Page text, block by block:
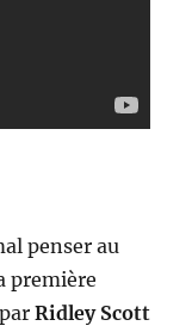
penser au
première
Ridley Scott